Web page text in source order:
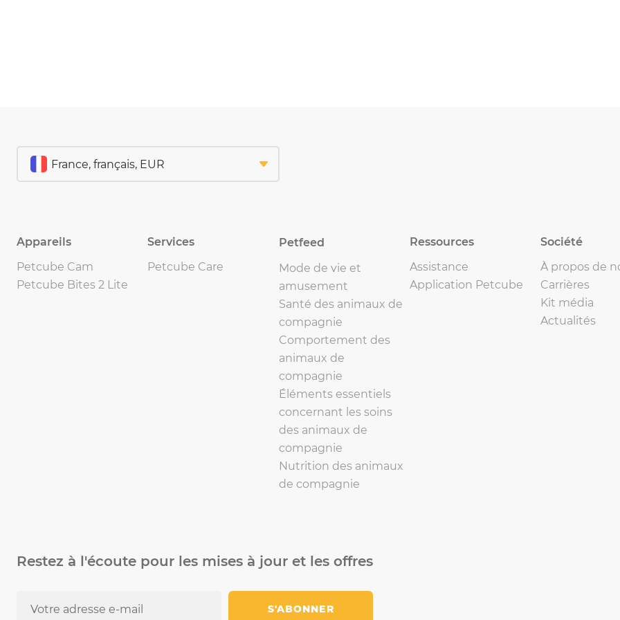
Appareils
Petcube Cam
Petcube Bites 2 Lite
Services
Petcube Care
Petfeed
Mode de vie et
amusement
Santé des animaux de
compagnie
Comportement des
animaux de
compagnie
Éléments essentiels
concernant les soins
des animaux de
compagnie
Nutrition des animaux
de compagnie
Ressources
Assistance
Application Petcube
Société
À propos de
Carrières
Kit média
Actualités
Restez à l'écoute pour les mises à jour et les offres
S'ABONNER